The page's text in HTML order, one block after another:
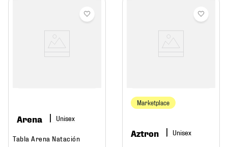
Arena
Tabla Arena Natación
Marketplace
Aztron